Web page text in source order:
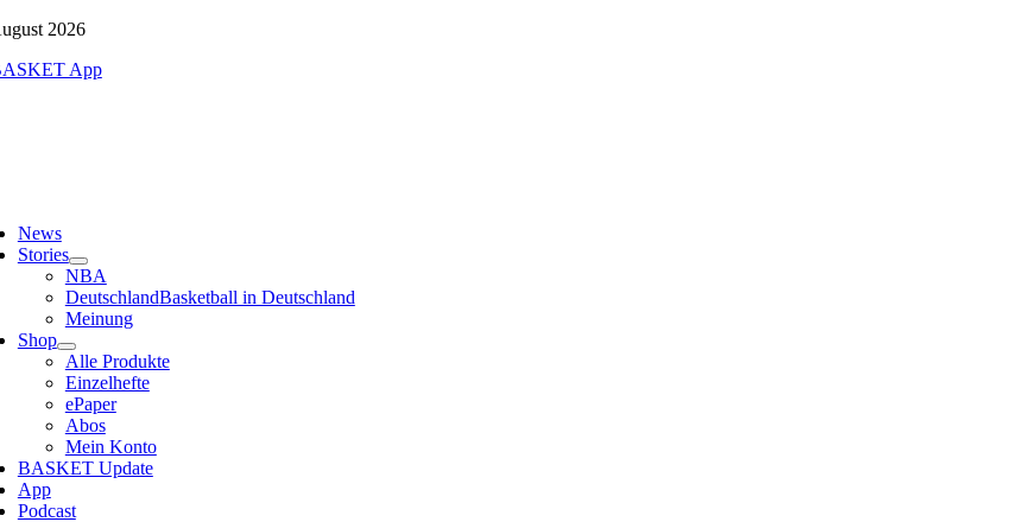
Zum
springen
2026
News
Stories
NBA
DeutschlandBasketball in Deutschland
Meinung
Shop
Alle Produkte
Einzelhefte
ePaper
Abos
Mein Konto
BASKET Update
App
Podcast